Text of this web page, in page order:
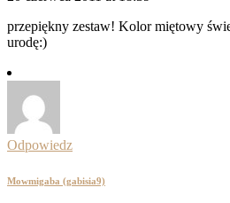
przepiękny zestaw! Kolor miętowy
urodę:)
Odpowiedz
Mowmigaba (gabisia9)